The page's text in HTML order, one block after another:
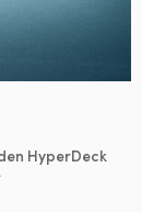
HyperDeck